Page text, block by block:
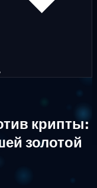
крипты:
золотой